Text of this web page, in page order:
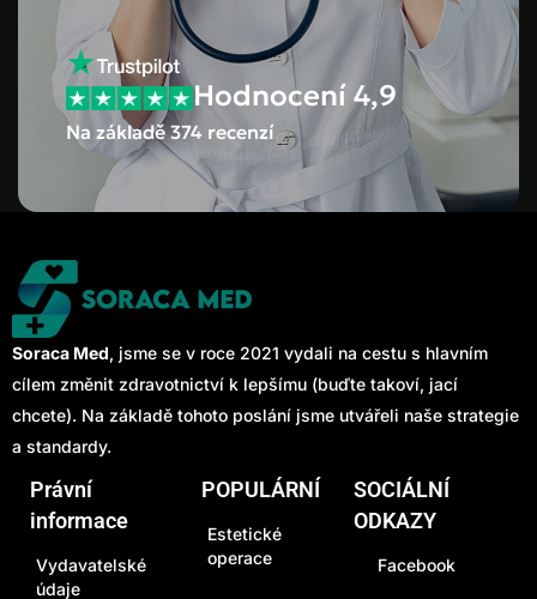
Hodnocení 4,9
Na základě 374 recenzí
Soraca Med, jsme se v roce 2021 vydali na cestu s hlavním
cílem změnit zdravotnictví k lepšímu (buďte takoví, jací
chcete). Na základě tohoto poslání jsme utvářeli naše strategie
a standardy.
Právní
informace
Vydavatelské
údaje
POPULÁRNÍ
Estetické
operace
SOCIÁLNÍ
ODKAZY
Facebook